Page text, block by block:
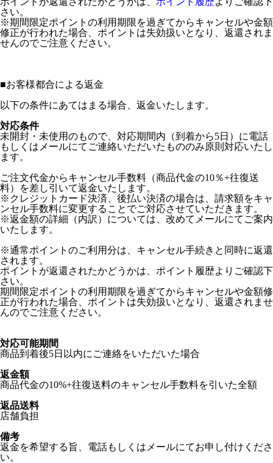
さい。
※期間限定ポイントの利用期限を過ぎてからキャンセルや金額
修正が行われた場合、ポイントは失効扱いとなり、返還されま
せんのでご注意ください。
■お客様都合による返金
以下の条件にあてはまる場合、返金いたします。
対応条件
未開封・未使用のもので、対応期間内（到着から5日）に電話
もしくはメールにてご連絡いただいたもののみ原則対応いたし
ます。
ご注文代金からキャンセル手数料（商品代金の10％+往復送
料）を差し引いて返金いたします。
※クレジットカード決済、後払い決済の場合は、請求額をキャ
ンセル手数料に変更することでご対応させていただきます。
※返金額の詳細（内訳）については、改めてメールにてご案内
いたします。
※通常ポイントのご利用分は、キャンセル手続きと同時に返還
されます。
ポイントが返還されたかどうかは、ポイント履歴よりご確認下
さい。
期間限定ポイントの利用期限を過ぎてからキャンセルや金額修
正が行われた場合、ポイントは失効扱いとなり、返還されませ
んのでご注意ください。
対応可能期間
商品到着後5日以内にご連絡をいただいた場合
返金額
商品代金の10%+往復送料のキャンセル手数料を引いた全額
返品送料
店舗負担
備考
返金を希望する旨、電話もしくはメールにてお申し付けくださ
い。